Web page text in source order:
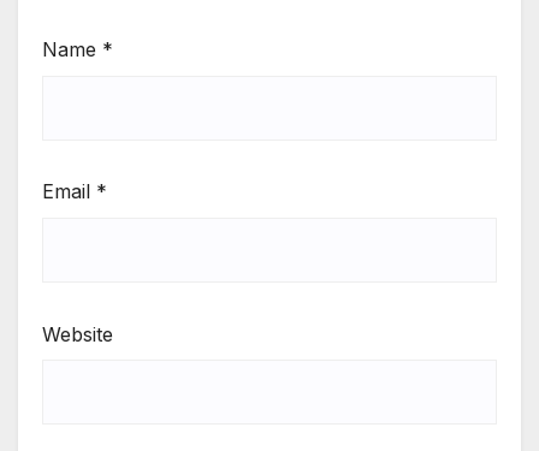
Name *
Email *
Website